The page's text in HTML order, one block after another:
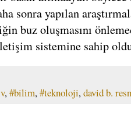
sonra yapılan
buz oluşmasını
sistemine sahip
,#bilim,#teknoloji,david b.